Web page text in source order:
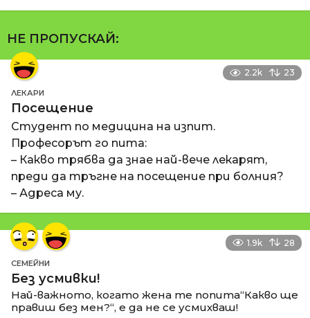
НЕ ПРОПУСКАЙ:
2.2k 23
ЛЕКАРИ
Посещение
Студент по медицина на изпит.
Професорът го пита:
– Какво трябва да знае най-вече лекарят,
преди да тръгне на посещение при болния?
– Адреса му.
1.9k 28
СЕМЕЙНИ
Без усмивки!
Най-важното, когато жена те попита“Какво ще
правиш без мен?“, е да не се усмихваш!